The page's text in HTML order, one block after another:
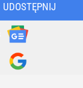
UDOSTĘPNIJ